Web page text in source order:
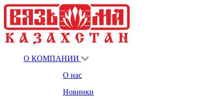
О КОМПАНИИ
О нас
Новинки